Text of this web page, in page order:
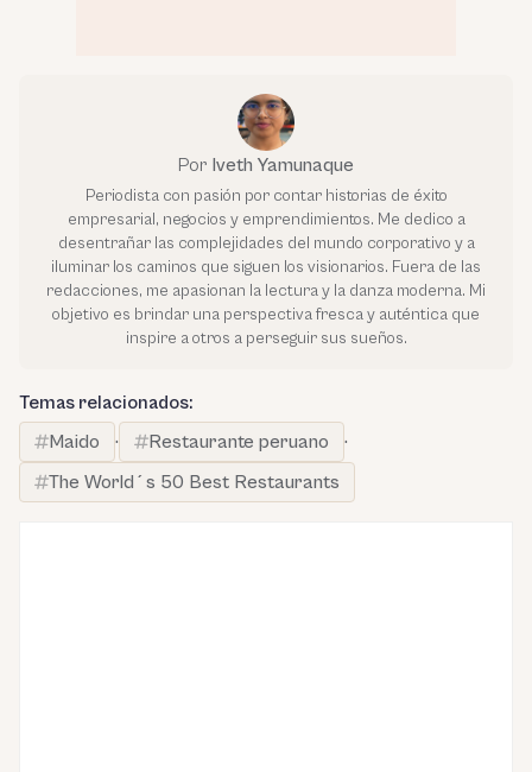
Por Iveth Yamunaque
Periodista con pasión por contar historias de éxito
empresarial, negocios y emprendimientos. Me dedico a
desentrañar las complejidades del mundo corporativo y a
iluminar los caminos que siguen los visionarios. Fuera de las
redacciones, me apasionan la lectura y la danza moderna. Mi
objetivo es brindar una perspectiva fresca y auténtica que
inspire a otros a perseguir sus sueños.
Temas relacionados:
Maido
· Restaurante peruano
·
The World´s 50 Best Restaurants